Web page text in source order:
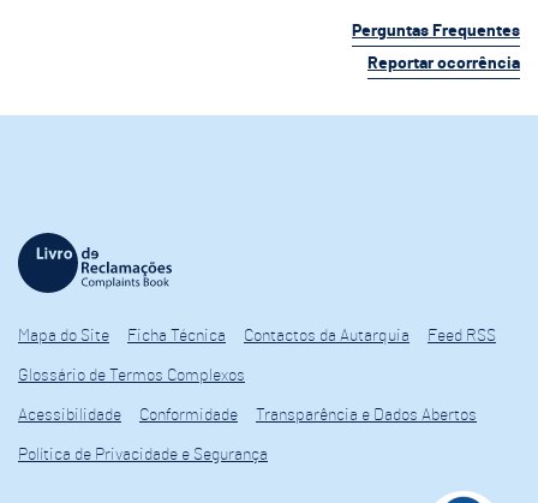
Perguntas Frequentes
Reportar ocorrência
Mapa do Site Ficha Técnica Contactos da Autarquia Feed RSS
Glossário de Termos Complexos
Acessibilidade Conformidade Transparência e Dados Abertos
Política de Privacidade e Segurança